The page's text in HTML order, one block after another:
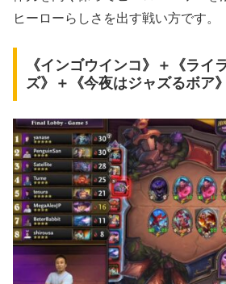
ヒーローらしさを出す戦い方です。
《インゴウインコ》＋《ライ
ズ》＋《今夜はジャズるボア》